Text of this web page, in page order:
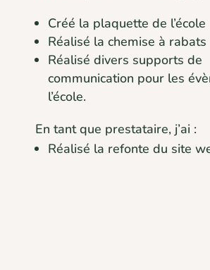
Créé la plaquette de l’école
Réalisé la chemise à rabats
Réalisé divers supports de
communication pour les
l’école.
En tant que prestataire, j’ai :
Réalisé la refonte du site